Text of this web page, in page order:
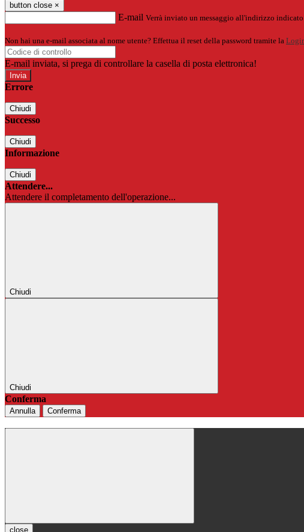
button close ×
E-mail Verrà inviato un messaggio all'indirizzo
Non hai una e-mail associata al nome utente? Effettua il reset della password tramite la
E-mail inviata, si prega di controllare la casella di posta elettronica!
Errore
Chiudi
Successo
Chiudi
Informazione
Chiudi
Attendere...
Attendere il completamento dell'operazione...
Chiudi
Chiudi
Conferma
Annulla Conferma
close